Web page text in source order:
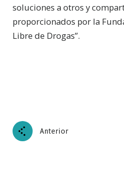
soluciones a otros y
proporcionados por la
Libre de Drogas”.
Anterior